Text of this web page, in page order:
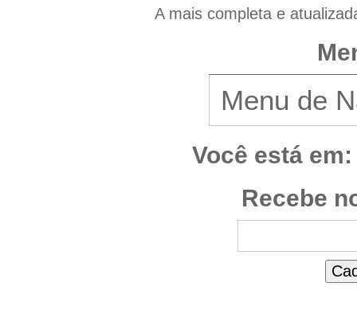
A mais completa e
Você está em:
Recebe